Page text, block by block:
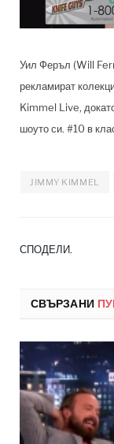
Уил Феръл (Will
рекламират
Kimmel Live,
шоуто си. #10 в
JIMMY KIMMEL
СПОДЕЛИ.
СВЪРЗАНИ